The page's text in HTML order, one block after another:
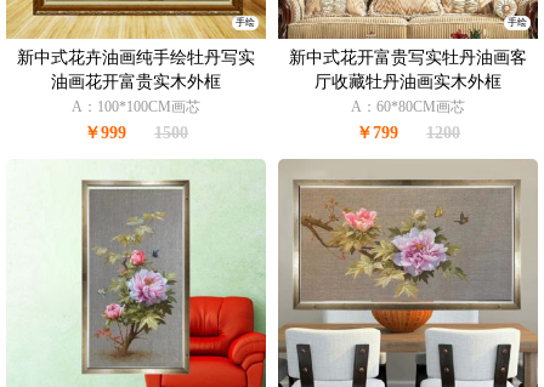
手绘
新中式花卉油画纯手绘牡丹写实
油画花开富贵实木外框
A：100*100CM画芯
￥999 1500
手绘
新中式花开富贵写实牡丹油画客
厅收藏牡丹油画实木外框
A：60*80CM画芯
￥799 1200